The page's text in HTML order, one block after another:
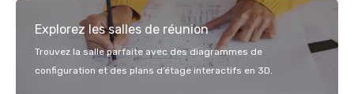
Explorez les salles de réunion
Trouvez la salle parfaite avec des diagrammes de
configuration et des plans d’étage interactifs en 3D.